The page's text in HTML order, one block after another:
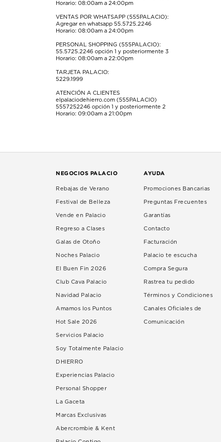
envío.
Horario: 08:00am a 24:00pm
VENTAS POR WHATSAPP (555PALACIO):
Agregar en whatsapp 55.5725.2246
Horario: 08:00am a 24:00pm
PERSONAL SHOPPING (555PALACIO):
55.5725.2246 opción 1 y posteriormente 3
Horario: 08:00am a 22:00pm
TARJETA PALACIO:
5229.1999
ATENCIÓN A CLIENTES
elpalaciodehierro.com (555PALACIO)
5557252246 opción 1 y posteriormente 2
Horario: 09:00am a 21:00pm
NEGOCIOS PALACIO
Rebajas de Verano
Festival de Belleza
Vende en Palacio
Regreso a Clases
Galas de Otoño
Noches Palacio
El Buen Fin 2026
Club Cava Palacio
Navidad Palacio
Amamos los Puntos
Hot Sale 2026
Servicios Palacio
Soy Totalmente Palacio
DHIERRO
Experiencias Palacio
Personal Shopper
La Gaceta
Marcas Exclusivas
Abercrombie & Kent
AYUDA
Promociones Bancarias
Preguntas Frecuentes
Garantías
Contacto
Facturación
Palacio te escucha
Compra Segura
Rastrea tu pedido
Términos y Condiciones
Canales Oficiales de
Comunicación